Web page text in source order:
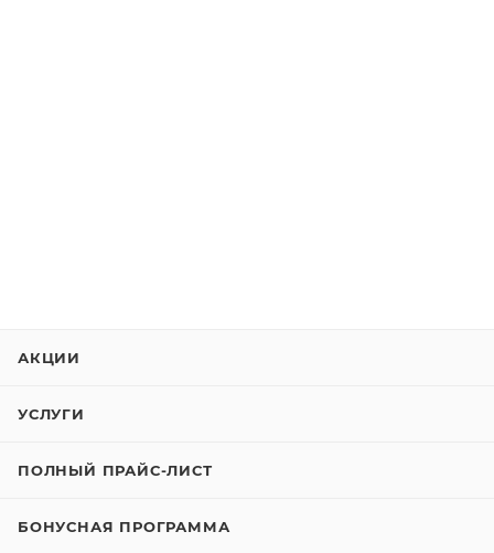
АКЦИИ
УСЛУГИ
ПОЛНЫЙ ПРАЙС-ЛИСТ
БОНУСНАЯ ПРОГРАММА